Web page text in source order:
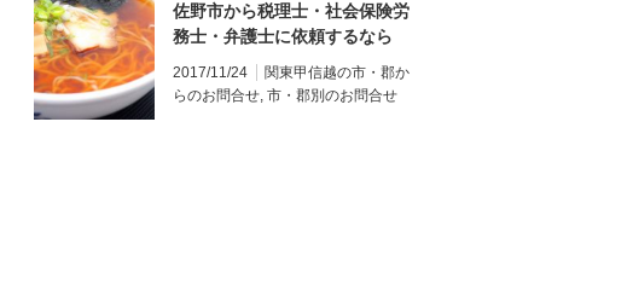
佐野市から税理士・社会保険労
務士・弁護士に依頼するなら
Real＆Cloudグループ
2017/11/24
関東甲信越の市・郡か
らのお問合せ, 市・郡別のお問合せ